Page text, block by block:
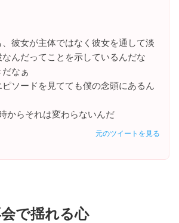
彼女が主体ではなく彼女を通して淡
んだってことを示しているんだな
なぁ
ソードを見てても僕の念頭にあるん
からそれは変わらないんだ
元のツイートを見る
で揺れる心